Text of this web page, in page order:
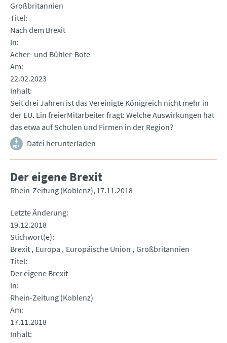
Großbritannien
Titel
Nach dem Brexit
In
Acher- und Bühler-Bote
Am
22.02.2023
Inhalt
Seit drei Jahren ist das Vereinigte Königreich nicht mehr in
der EU. Ein freierMitarbeiter fragt: Welche Auswirkungen hat
das etwa auf Schulen und Firmen in der Region?
Datei herunterladen
Der eigene Brexit
Rhein-Zeitung (Koblenz) 17.11.2018
Letzte Änderung
19.12.2018
Stichwort(e)
Brexit Europa Europäische Union Großbritannien
Titel
Der eigene Brexit
In
Rhein-Zeitung (Koblenz)
Am
17.11.2018
Inhalt